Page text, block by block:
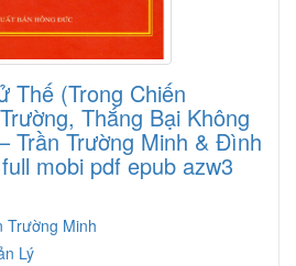
Thế (Trong Chiến
Thắng Bại Không
Trần Trường Minh & Đình
mobi pdf epub azw3
Trường Minh
Lý